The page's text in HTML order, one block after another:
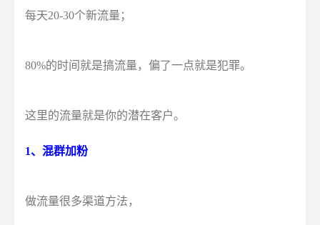
每天20-30个新流量；
80%的时间就是搞流量，偏了一点就是犯罪。
这里的流量就是你的潜在客户。
1、混群加粉
做流量很多渠道方法，